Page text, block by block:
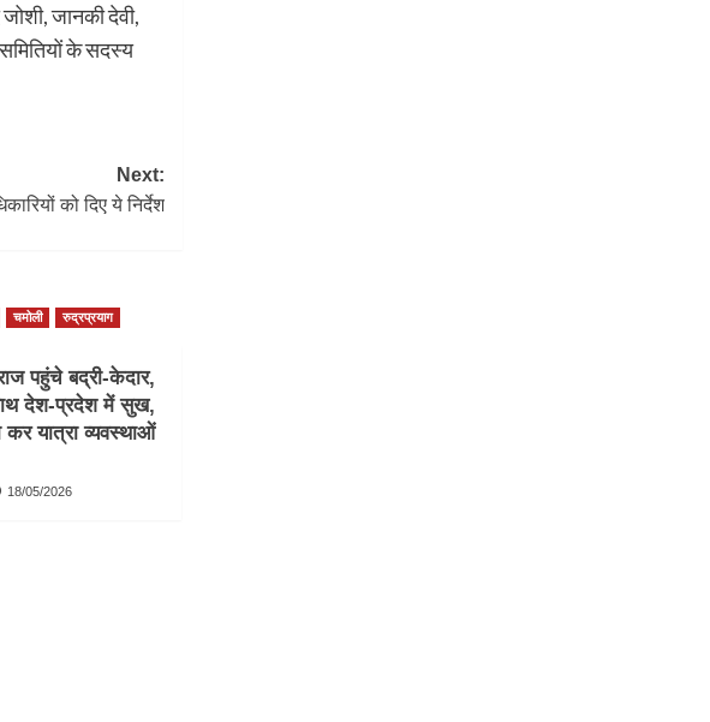
जानकी देवी,
समितियों के सदस्य
Next:
को दिए ये निर्देश
चमोली रुद्रप्रयाग
पहुंचे बद्री-केदार,
देश-प्रदेश में सुख,
कर यात्रा व्यवस्थाओं
18/05/2026